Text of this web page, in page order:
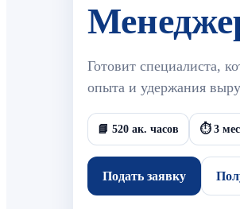
Готовит специалиста,
опыта и удержания
📘 520 ак. часов ⏱️ 3
Подать заявку